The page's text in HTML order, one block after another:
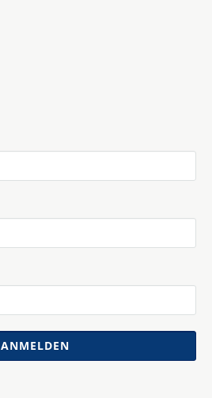
ANMELDEN